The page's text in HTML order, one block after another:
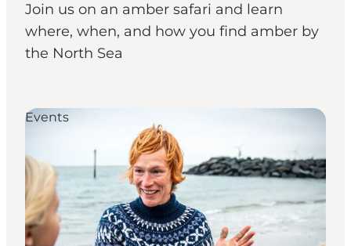
Join us on an amber safari and learn
where, when, and how you find amber by
the North Sea
Events